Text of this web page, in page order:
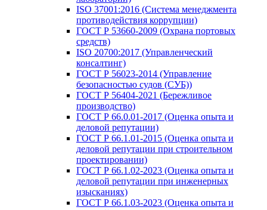
ISO 37001:2016 (Система менеджмента
противодействия коррупции)
ГОСТ Р 53660-2009 (Охрана портовых
средств)
ISO 20700:2017 (Управленческий
консалтинг)
ГОСТ Р 56023-2014 (Управление
безопасностью судов (СУБ))
ГОСТ Р 56404-2021 (Бережливое
производство)
ГОСТ Р 66.0.01-2017 (Оценка опыта и
деловой репутации)
ГОСТ Р 66.1.01-2015 (Оценка опыта и
деловой репутации при строительном
проектировании)
ГОСТ Р 66.1.02-2023 (Оценка опыта и
деловой репутации при инженерных
изысканиях)
ГОСТ Р 66.1.03-2023 (Оценка опыта и